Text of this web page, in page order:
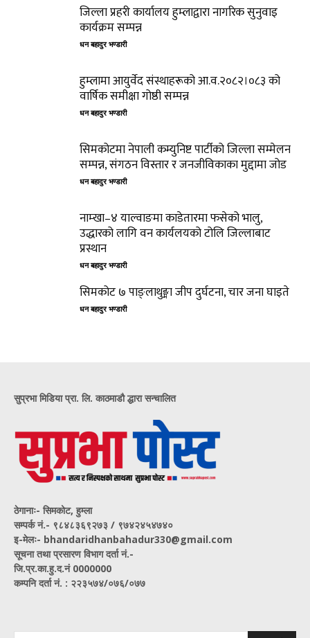
जिल्ला प्रहरी कार्यालय हुम्लाद्वारा नागरिक सुनुवाइ
कार्यक्रम सम्पन्न
धन बहादुर भण्डारी
हुम्लामा आयुर्वेद संस्थाहरूको आ.व.२०८२।०८३ को
वार्षिक समीक्षा गोष्ठी सम्पन्न
धन बहादुर भण्डारी
सिमकोटमा नेपाली कम्युनिष्ट पार्टीको जिल्ला सम्मेलन
सम्पन्न, संगठन विस्तार र जनजीविकाका मुद्दामा जोड
धन बहादुर भण्डारी
नाम्खा–४ याल्वाङमा काडेतारमा फसेको भालु,
उद्धारको लागि वन कार्यलयको टोलि जिल्लाबाट
प्रस्थान
धन बहादुर भण्डारी
सिमकोट ७ पाङ्लाथुङ्मा जीप दुर्घटना, चार जना घाइते
धन बहादुर भण्डारी
सुप्रभा मिडिया प्रा. लि. काठमाडौ द्धारा सन्चालित
ठेगानाः- सिमकोट, हुम्ला
सम्पर्क नं‍.- ९८४८३६९२७३ / ९७४२४५४७४०
इ-मेलः- bhandaridhanbahadur330@gmail.com
सूचना तथा प्रसारण विभाग दर्ता नं.-
जि.प्र.का.हु.द.नं 0000000
कम्पनि दर्ता नं. : २२३५७४/०७६/०७७